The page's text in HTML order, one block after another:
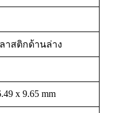
าสติกด้านล่าง
x 9.65 mm